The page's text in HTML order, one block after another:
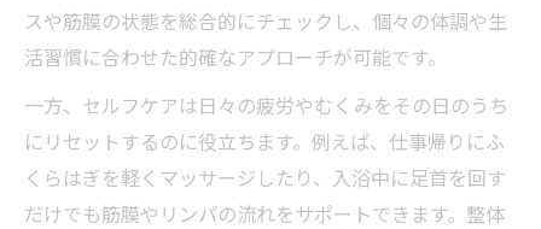
スや筋膜の状態を総合的にチェックし、個々の体調や生
活習慣に合わせた的確なアプローチが可能です。
一方、セルフケアは日々の疲労やむくみをその日のうち
にリセットするのに役立ちます。例えば、仕事帰りにふ
くらはぎを軽くマッサージしたり、入浴中に足首を回す
だけでも筋膜やリンパの流れをサポートできます。整体